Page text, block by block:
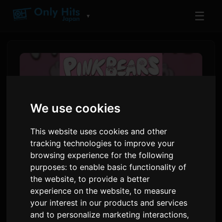
We use cookies
This website uses cookies and other
tracking technologies to improve your
browsing experience for the following
purposes:to enable basic functionality of
the website,to provide a better
experience on the website,to measure
your interest in our products and services
and to personalize marketing interactions,
▼ ☰
Koresawa Umumkan Senarai
Lagu untuk Mini Album 'PINK
BEARS', Single Utama Bakal